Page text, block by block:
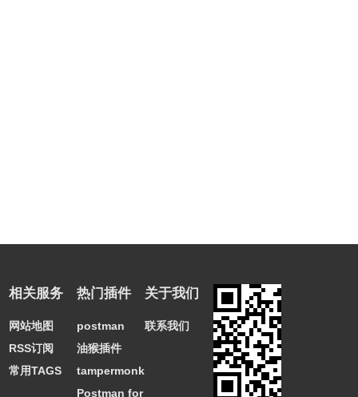
相关服务
网站地图
RSS订阅
常用TAGS
热门插件
postman
油猴插件
tampermonkey
Postman for
关于我们
联系我们